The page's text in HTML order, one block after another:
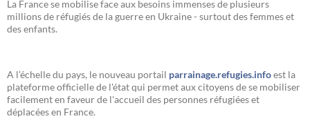
La France se mobilise face aux besoins immenses de plusieurs
millions de réfugiés de la guerre en Ukraine - surtout des femmes et
des enfants.
A l’échelle du pays, le nouveau portail parrainage.refugies.infoest la
plateforme officielle de l'état qui permet aux citoyens de se mobiliser
facilement en faveur de l'accueil des personnes réfugiées et
déplacées en France.